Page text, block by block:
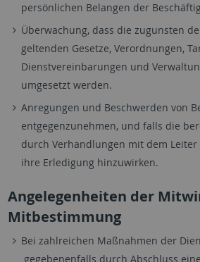
persönlichen Belangen der
Überwachung, dass die zugunsten
geltenden Gesetze, Verordnungen,
Dienstvereinbarungen und
umgesetzt werden.
Anregungen und Beschwerden von
entgegenzunehmen, und falls die
durch Verhandlungen mit dem
ihre Erledigung hinzuwirken.
Angelegenheiten der
Mitbestimmung
Bei zahlreichen Maßnahmen der
gegebenenfalls durch Abschluss